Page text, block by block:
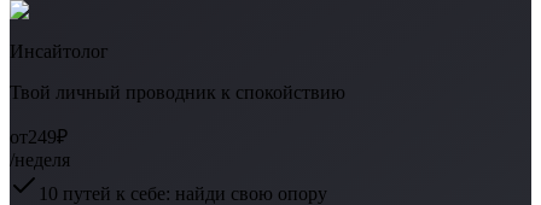
Инсайтолог
Твой личный проводник к спокойствию
от249₽
/неделя
10 путей к себе: найди свою опору